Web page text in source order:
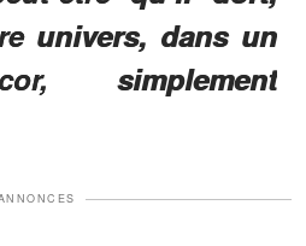
univers, dans un
simplement